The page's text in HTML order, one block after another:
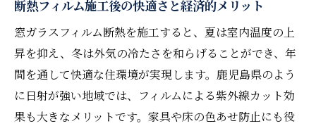
断熱フィルム施工後の快適さと経済的メリット
窓ガラスフィルム断熱を施工すると、夏は室内温度の上
昇を抑え、冬は外気の冷たさを和らげることができ、年
間を通して快適な住環境が実現します。鹿児島県のよう
に日射が強い地域では、フィルムによる紫外線カット効
果も大きなメリットです。家具や床の色あせ防止にも役